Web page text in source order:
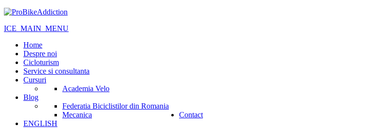
ICE_MAIN_MENU
Home
Despre noi
Cicloturism
Service si consultanta
Cursuri
Academia Velo
Blog
Federatia Biciclistilor din Romania
Mecanica
Contact
ENGLISH